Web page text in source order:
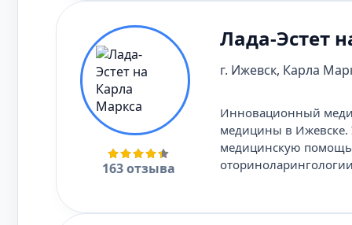
163 отзыва
Лада-Эстет
г. Ижевск, Карла
Инновационный
медицины в Ижевске.
медицинскую помощь